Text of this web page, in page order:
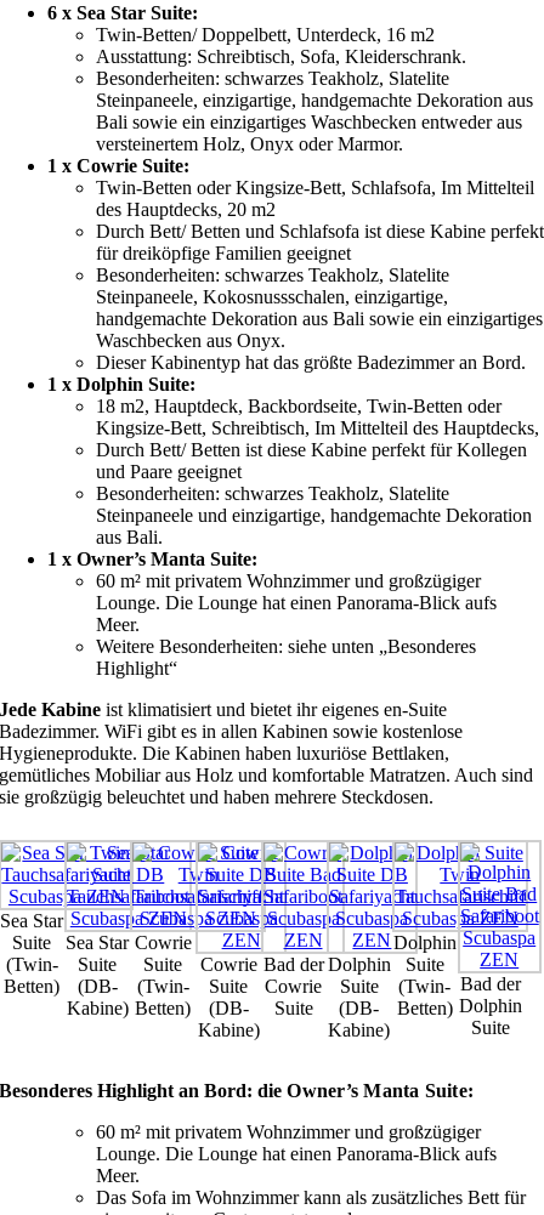
6 x Sea Star Suite:
Twin-Betten/ Doppelbett, Unterdeck, 16 m2
Ausstattung: Schreibtisch, Sofa, Kleiderschrank.
Besonderheiten: schwarzes Teakholz, Slatelite
Steinpaneele, einzigartige, handgemachte Dekoration aus
Bali sowie ein einzigartiges Waschbecken entweder aus
versteinertem Holz, Onyx oder Marmor.
1 x Cowrie Suite:
Twin-Betten oder Kingsize-Bett, Schlafsofa, Im Mittelteil
des Hauptdecks, 20 m2
Durch Bett/ Betten und Schlafsofa ist diese Kabine perfekt
für dreiköpfige Familien geeignet
Besonderheiten: schwarzes Teakholz, Slatelite
Steinpaneele, Kokosnussschalen, einzigartige,
handgemachte Dekoration aus Bali sowie ein einzigartiges
Waschbecken aus Onyx.
Dieser Kabinentyp hat das größte Badezimmer an Bord.
1 x Dolphin Suite:
18 m2, Hauptdeck, Backbordseite, Twin-Betten oder
Kingsize-Bett, Schreibtisch, Im Mittelteil des Hauptdecks,
Durch Bett/ Betten ist diese Kabine perfekt für Kollegen
und Paare geeignet
Besonderheiten: schwarzes Teakholz, Slatelite
Steinpaneele und einzigartige, handgemachte Dekoration
aus Bali.
1 x Owner’s Manta Suite:
60 m² mit privatem Wohnzimmer und großzügiger
Lounge. Die Lounge hat einen Panorama-Blick aufs
Meer.
Weitere Besonderheiten: siehe unten „Besonderes
Highlight“
Jede Kabine ist klimatisiert und bietet ihr eigenes en-Suite
Badezimmer. WiFi gibt es in allen Kabinen sowie kostenlose
Hygieneprodukte. Die Kabinen haben luxuriöse Bettlaken,
gemütliches Mobiliar aus Holz und komfortable Matratzen. Auch sind
sie großzügig beleuchtet und haben mehrere Steckdosen.
Sea Star
Suite
(Twin-
Betten)
Sea Star
Suite
(DB-
Kabine)
Cowrie
Suite
(Twin-
Betten)
Cowrie
Suite
(DB-
Kabine)
Bad der
Cowrie
Suite
Dolphin
Suite
(DB-
Kabine)
Dolphin
Suite
(Twin-
Betten)
Bad der
Dolphin
Suite
Besonderes Highlight an Bord: dieOwner’s Manta Suite:
60 m² mit privatem Wohnzimmer und großzügiger
Lounge. Die Lounge hat einen Panorama-Blick aufs
Meer.
Das Sofa im Wohnzimmer kann als zusätzliches Bett für